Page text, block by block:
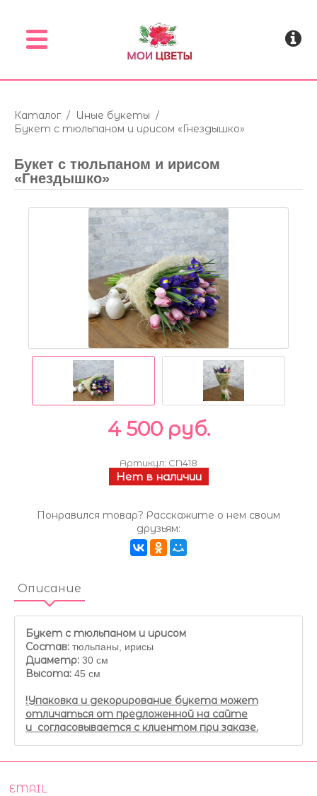
Menu
Каталог / Иные букеты /
Букет с тюльпаном и ирисом «Гнездышко»
Букет с тюльпаном и ирисом
«Гнездышко»
4 500 руб.
Артикул: CN418
Нет в наличии
Понравился товар? Расскажите о нем своим
друзьям:
Описание
Букет с тюльпаном и ирисом
Состав: тюльпаны, ирисы
Диаметр: 30 см
Высота: 45 см
!Упаковка и декорирование букета может
отличаться от предложенной на сайте
и согласовывается с клиентом при заказе.
EMAIL